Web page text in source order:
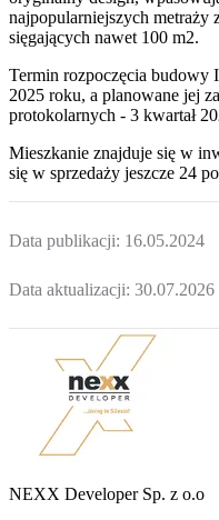
najpopularniejszych metraży
sięgających nawet 100 m2.
Termin rozpoczęcia budowy
2025 roku, a planowane jej
protokolarnych - 3 kwartał
Mieszkanie znajduje się w
się w sprzedaży jeszcze 24
Data publikacji: 16.05.2024
Data aktualizacji: 30.07.2026
NEXX Developer Sp. z o.o